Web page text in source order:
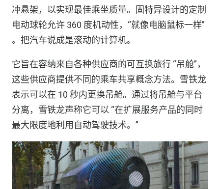
冲悬架，以实现最佳乘坐质量。固特异设计的定制
电动球轮允许 360 度机动性，“就像电脑鼠标一样”
。把汽车说成是滚动的计算机。
它旨在容纳来自各种供应商的可互换旅行 “吊舱”，
这些供应商提供不同的乘车共享概念方法。雪铁龙
表示可以在 10 秒内更换吊舱。通过将吊舱与平台
分离，雪铁龙声称它可以 “在扩展服务产品的同时
最大限度地利用自动驾驶技术。”